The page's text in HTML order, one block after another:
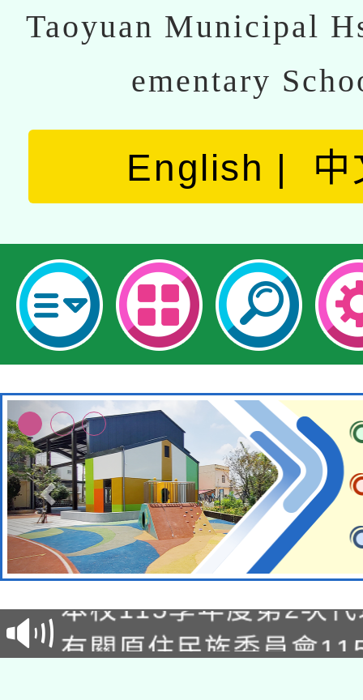
Taoyuan Municipal
ementary
English 中
本校115學年度第1次
次招考甄選結果公告(
有關原住民族委員會